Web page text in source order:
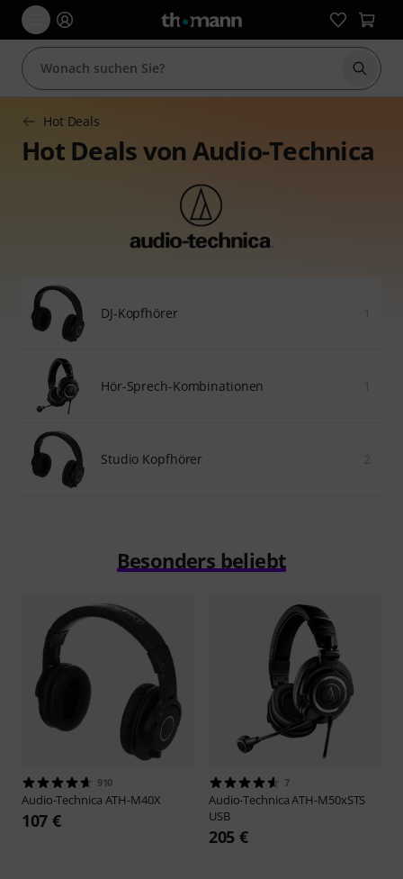
Suche
Hot Deals
Hot Deals von Audio-Technica
DJ-Kopfhörer
Hör-Sprech-Kombinationen
Studio Kopfhörer
Besonders beliebt
910
Audio-Technica ATH-M40X
107 €
7
Audio-TechnicaATH-M50xSTS
USB
205 €